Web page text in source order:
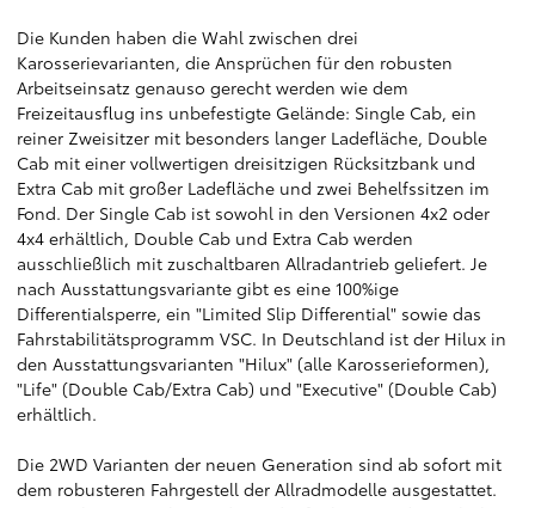
Die Kunden haben die Wahl zwischen drei
Karosserievarianten, die Ansprüchen für den robusten
Arbeitseinsatz genauso gerecht werden wie dem
Freizeitausflug ins unbefestigte Gelände: Single Cab, ein
reiner Zweisitzer mit besonders langer Ladefläche, Double
Cab mit einer vollwertigen dreisitzigen Rücksitzbank und
Extra Cab mit großer Ladefläche und zwei Behelfssitzen im
Fond. Der Single Cab ist sowohl in den Versionen 4x2 oder
4x4 erhältlich, Double Cab und Extra Cab werden
ausschließlich mit zuschaltbaren Allradantrieb geliefert. Je
nach Ausstattungsvariante gibt es eine 100%ige
Differentialsperre, ein "Limited Slip Differential" sowie das
Fahrstabilitätsprogramm VSC. In Deutschland ist der Hilux in
den Ausstattungsvarianten "Hilux" (alle Karosserieformen),
"Life" (Double Cab/Extra Cab) und "Executive" (Double Cab)
erhältlich.
Die 2WD Varianten der neuen Generation sind ab sofort mit
dem robusteren Fahrgestell der Allradmodelle ausgestattet.